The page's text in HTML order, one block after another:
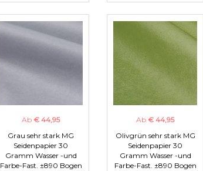
Ab € 44,95
Grau sehr stark MG
Seidenpapier 30
Gramm Wasser -und
Farbe-Fast. ±890 Bogen
Ab € 44,95
Olivgrün sehr stark MG
Seidenpapier 30
Gramm Wasser -und
Farbe-Fast. ±890 Bogen